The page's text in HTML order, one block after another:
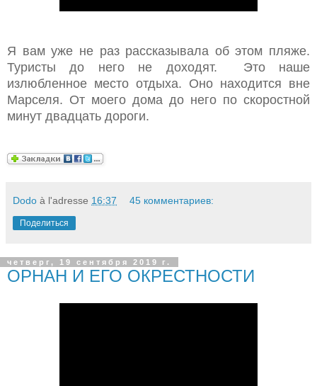
Я вам уже не раз рассказывала об этом пляже.
Туристы до него не доходят.
Это наше
излюбленное место отдыха. Оно находится вне
Марселя. От моего дома до него по скоростной
минут двадцать дороги.
Dodo à l'adresse 16:37 45 комментариев:
Поделиться
четверг, 19 сентября 2019 г.
ОРНАН И ЕГО ОКРЕСТНОСТИ